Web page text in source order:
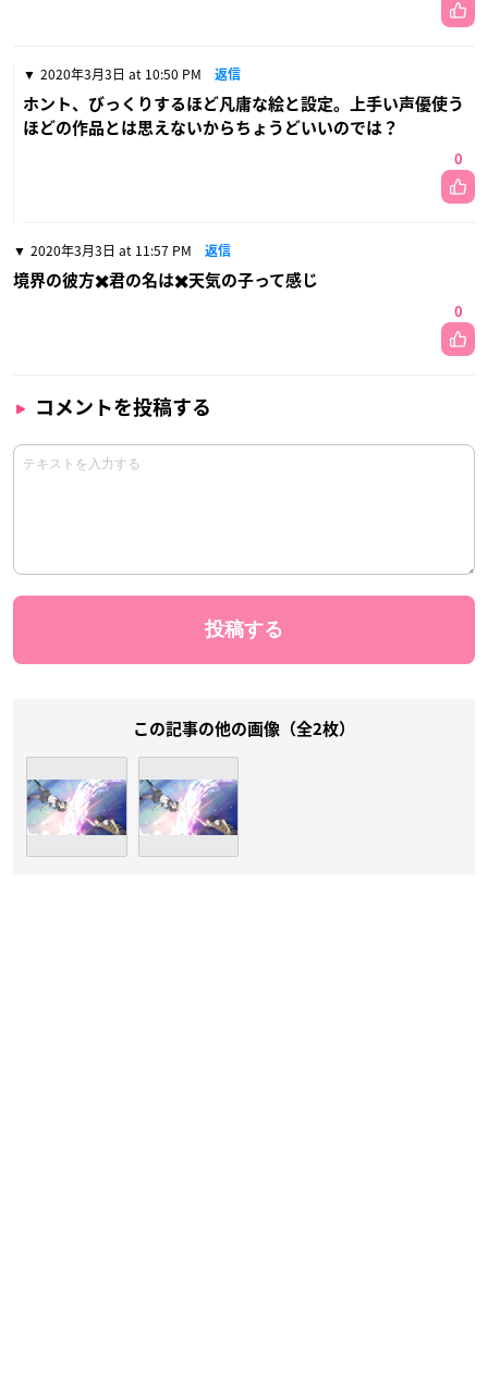
2020年3月3日 at 10:50 PM 返信
ホント、びっくりするほど凡庸な絵と設定。上手い声優使う
ほどの作品とは思えないからちょうどいいのでは？
0
2020年3月3日 at 11:57 PM 返信
境界の彼方✖️君の名は✖️天気の子って感じ
0
コメントを投稿する
この記事の他の画像（全2枚）